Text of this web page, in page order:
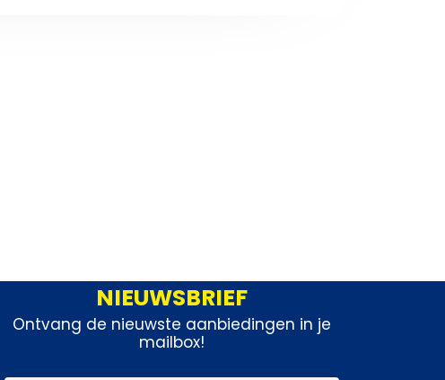
NIEUWSBRIEF
Ontvang de nieuwste aanbiedingen in je
mailbox!